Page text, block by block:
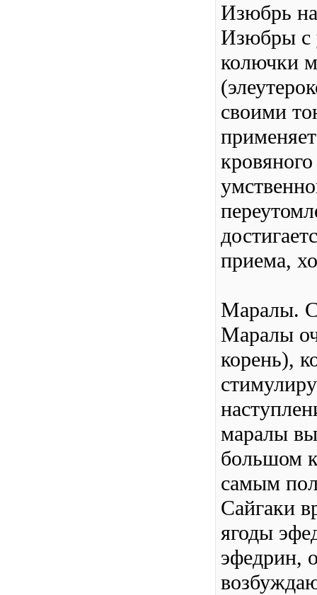
Изюбрь
Изюбры с
колючки
своими
приема,
Маралы.
Маралы
корень),
маралы
большом
самым
Сайгаки
ягоды
эфедрин,